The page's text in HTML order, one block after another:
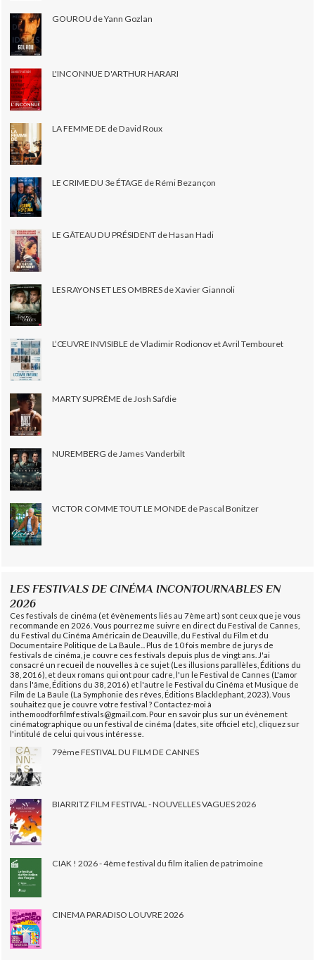
GOUROU de Yann Gozlan
L'INCONNUE D'ARTHUR HARARI
LA FEMME DE de David Roux
LE CRIME DU 3e ÉTAGE de Rémi Bezançon
LE GÂTEAU DU PRÉSIDENT de Hasan Hadi
LES RAYONS ET LES OMBRES de Xavier Giannoli
L’ŒUVRE INVISIBLE de Vladimir Rodionov et Avril Tembouret
MARTY SUPRÊME de Josh Safdie
NUREMBERG de James Vanderbilt
VICTOR COMME TOUT LE MONDE de Pascal Bonitzer
LES FESTIVALS DE CINÉMA INCONTOURNABLES EN
2026
Ces festivals de cinéma (et évènements liés au 7ème art) sont ceux que je vous
recommande en 2026. Vous pourrez me suivre en direct du Festival de Cannes,
du Festival du Cinéma Américain de Deauville, du Festival du Film et du
Documentaire Politique de La Baule... Plus de 10 fois membre de jurys de
festivals de cinéma, je couvre ces festivals depuis plus de vingt ans. J'ai
consacré un recueil de nouvelles à ce sujet (Les illusions parallèles, Éditions du
38, 2016), et deux romans qui ont pour cadre, l'un le Festival de Cannes (L'amor
dans l'âme, Éditions du 38, 2016) et l'autre le Festival du Cinéma et Musique de
Film de La Baule (La Symphonie des rêves, Éditions Blacklephant, 2023). Vous
souhaitez que je couvre votre festival ? Contactez-moi à
inthemoodforfilmfestivals@gmail.com. Pour en savoir plus sur un évènement
cinématographique ou un festival de cinéma (dates, site officiel etc), cliquez sur
l'intitulé de celui qui vous intéresse.
79ème FESTIVAL DU FILM DE CANNES
BIARRITZ FILM FESTIVAL - NOUVELLES VAGUES 2026
CIAK ! 2026 - 4ème festival du film italien de patrimoine
CINEMA PARADISO LOUVRE 2026